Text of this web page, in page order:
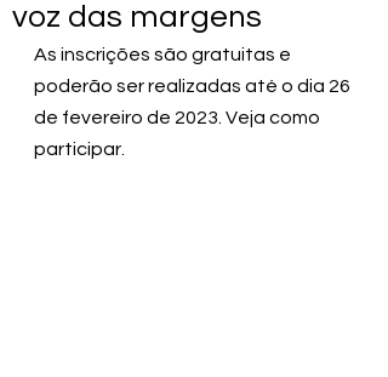
voz das margens
As inscrições são gratuitas e
poderão ser realizadas até o dia 26
de fevereiro de 2023. Veja como
participar.